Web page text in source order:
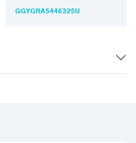
boxů,…
GGYGRA5446325U